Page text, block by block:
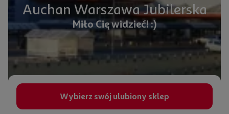
Auchan Warszawa Jubilerska
Miło Cię widzieć! :)
Wybierz swój ulubiony sklep